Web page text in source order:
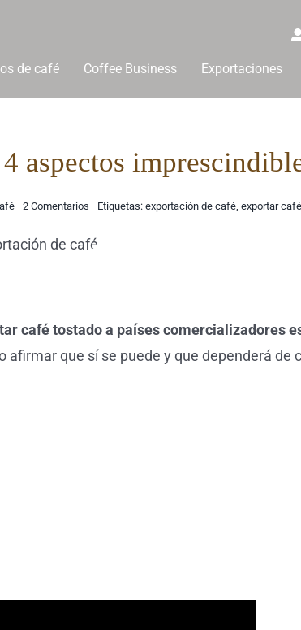
de café Coffee Business Exportaciones
aspectos
2 Comentarioson
tostado:
4
Etiquetas: exportación de café, exportar café
café tostado a países comercializadores
que sí se puede y que dependerá de